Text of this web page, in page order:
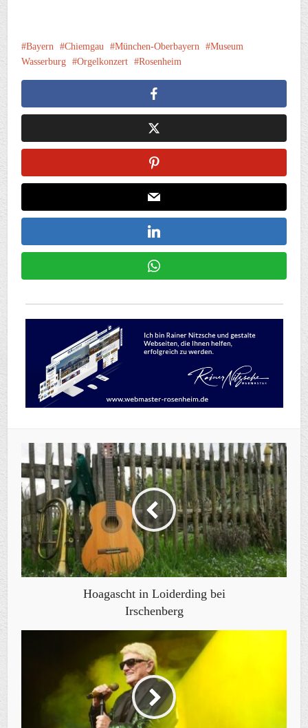
Bayern Chiemgau München-Oberbayern
Museum
Wasserburg
Orgelkonzert Rosenheim
Hoagascht in Loiderding bei
Irschenberg